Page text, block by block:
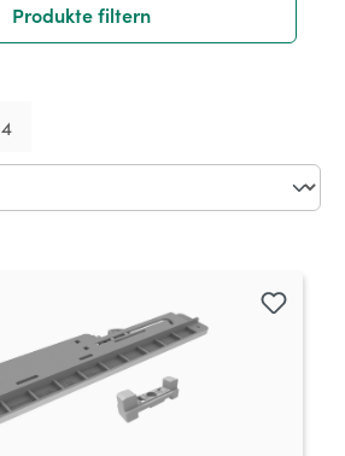
Produkte filtern
Seite
4